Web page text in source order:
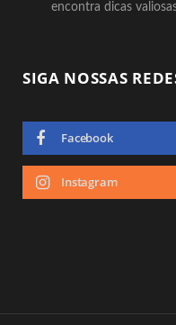
encontra dicas
SIGA NOSSAS
Facebook
Instagram